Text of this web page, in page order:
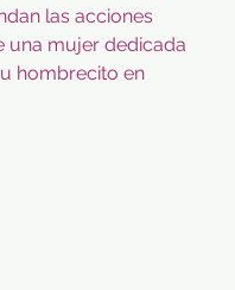
las acciones
una mujer dedicada
hombrecito en